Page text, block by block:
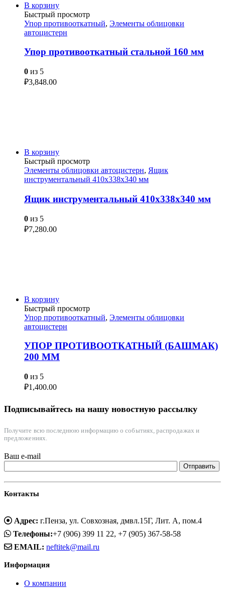
В корзину
Быстрый просмотр
Упор противооткатный, Элементы облицовки
автоцистерн
Упор противооткатный стальной 160 мм
0 из 5
₽3,848.00
В корзину
Быстрый просмотр
Элементы облицовки автоцистерн, Ящик
инструментальный 410х338х340 мм
Ящик инструментальный 410х338х340 мм
0 из 5
₽7,280.00
В корзину
Быстрый просмотр
Упор противооткатный, Элементы облицовки
автоцистерн
УПОР ПРОТИВООТКАТНЫЙ (БАШМАК)
200 ММ
0 из 5
₽1,400.00
Подписывайтесь на нашу новостную рассылку
Получите всю последнюю информацию о событиях, распродажах и
предложениях.
Ваш e-mail
Контакты
Адрес: г.Пенза, ул. Совхозная, дмвл.15Г, Лит. А, пом.4
Телефоны:+7 (906) 399 11 22, +7 (905) 367-58-58
EMAIL: neftitek@mail.ru
Информация
О компании